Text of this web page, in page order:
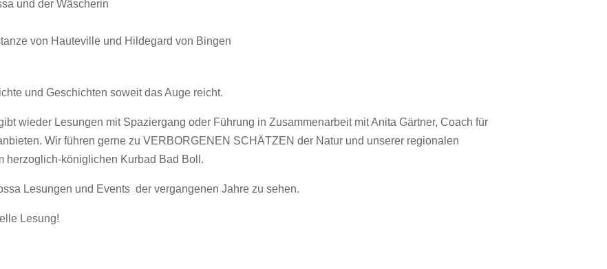
und der Wäscherin
von Hauteville und Hildegard von Bingen
und Geschichten soweit das Auge reicht.
wieder Lesungen mit Spaziergang oder Führung in Zusammenarbeit mit Anita Gärtner, Coach für
Wir führen gerne zu VERBORGENEN SCHÄTZEN der Natur und unserer regionalen
herzoglich-königlichen Kurbad Bad Boll.
Lesungen und Events der vergangenen Jahre zu sehen.
Lesung!